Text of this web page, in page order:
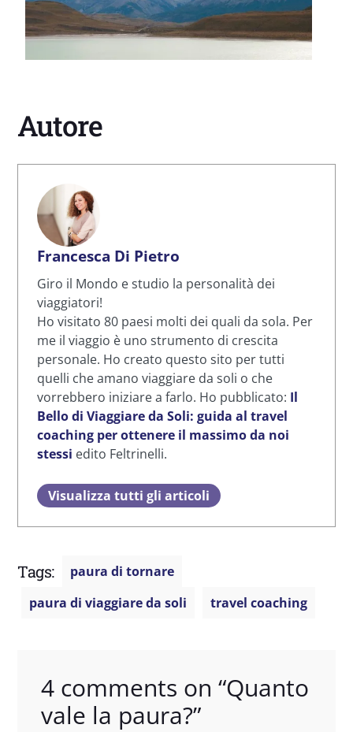
Autore
Francesca Di Pietro
Giro il Mondo e studio la personalità dei
viaggiatori!
Ho visitato 80 paesi molti dei quali da sola. Per
me il viaggio è uno strumento di crescita
personale. Ho creato questo sito per tutti
quelli che amano viaggiare da soli o che
vorrebbero iniziare a farlo. Ho pubblicato: Il
Bello di Viaggiare da Soli: guida al travel
coaching per ottenere il massimo da noi
stessi edito Feltrinelli.
Visualizza tutti gli articoli
Tags:
paura di tornare
paura di viaggiare da soli
travel coaching
4 comments on “Quanto
vale la paura?”